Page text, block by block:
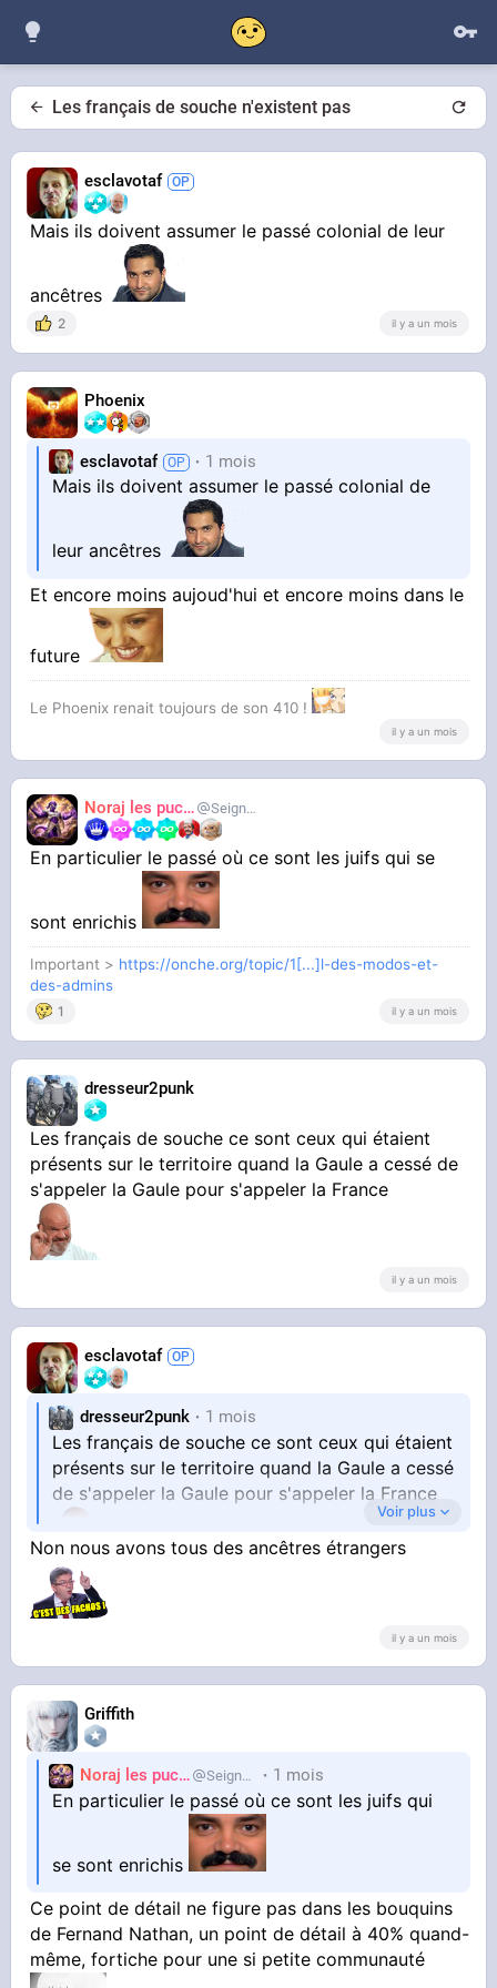
Les français de souche n'existent pas
esclavotaf
Mais ils doivent assumer le passé colonial de leur
ancêtres
2 il y a un mois
Phoenix
esclavotaf 1 mois
Mais ils doivent assumer le passé colonial de
leur ancêtres
Et encore moins aujoud'hui et encore moins dans le
future
Le Phoenix renait toujours de son 410 !
il y a un mois
Noraj les pucix SeigneurCooler
En particulier le passé où ce sont les juifs qui se
sont enrichis
Important > https://onche.org/topic/1[...]l-des-modos-et-
des-admins
1 il y a un mois
dresseur2punk
Les français de souche ce sont ceux qui étaient
présents sur le territoire quand la Gaule a cessé de
s'appeler la Gaule pour s'appeler la France
il y a un mois
esclavotaf
dresseur2punk 1 mois
Les français de souche ce sont ceux qui étaient
présents sur le territoire quand la Gaule a cessé
de s'appeler la Gaule pour s'appeler la France
Voir plus
Non nous avons tous des ancêtres étrangers
il y a un mois
Griffith
Noraj les pucix SeigneurCooler 1 mois
En particulier le passé où ce sont les juifs qui
se sont enrichis
Ce point de détail ne figure pas dans les bouquins
de Fernand Nathan, un point de détail à 40% quand-
même, fortiche pour une si petite communauté